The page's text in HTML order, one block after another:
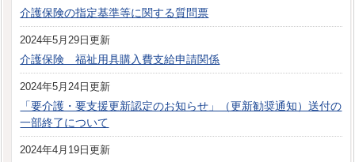
介護保険の指定基準等に関する質問票
2024年5月29日更新
介護保険 福祉用具購入費支給申請関係
2024年5月24日更新
「要介護・要支援更新認定のお知らせ」（更新勧奨通知）送付の
一部終了について
2024年4月19日更新